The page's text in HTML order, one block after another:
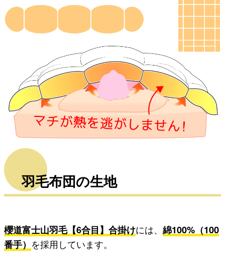
羽毛布団の生地
櫻道富士山羽毛【6合目】合掛けには、綿100%（100
番手） を採用しています。